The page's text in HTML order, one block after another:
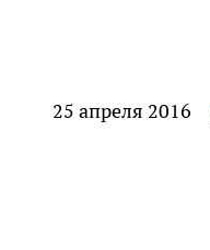
25 апреля 2016